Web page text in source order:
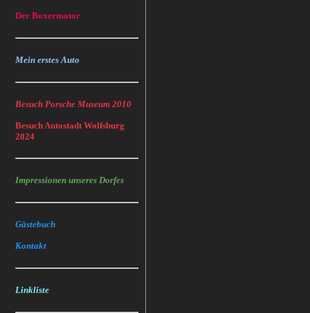
Der Boxermotor
Mein erstes Auto
Besuch Porsche Museum 2010
Besuch Autostadt Wolfsburg
2024
Impressionen unseres Dorfes
Gästebuch
Kontakt
Linkliste